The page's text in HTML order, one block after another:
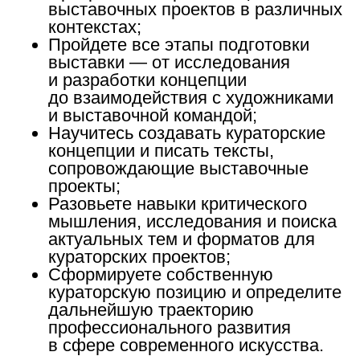
выставочных проектов в различных
контекстах;
Пройдете все этапы подготовки
выставки — от исследования
и разработки концепции
до взаимодействия с художниками
и выставочной командой;
Научитесь создавать кураторские
концепции и писать тексты,
сопровождающие выставочные
проекты;
Разовьете навыки критического
мышления, исследования и поиска
актуальных тем и форматов для
кураторских проектов;
Сформируете собственную
кураторскую позицию и определите
дальнейшую траекторию
профессионального развития
в сфере современного искусства.